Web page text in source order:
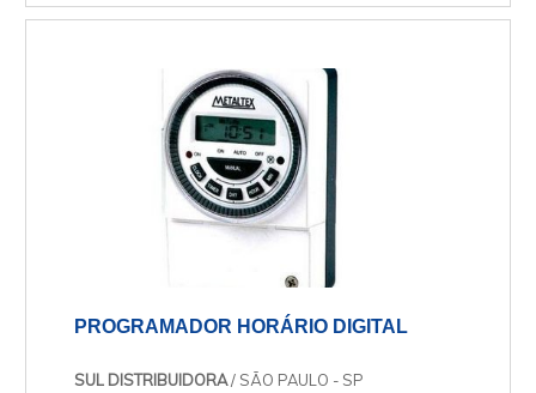
750W),Rapidez e velocidade de ação,Precisão
ruídos e vibrações,Os itens pr....
PROGRAMADOR HORÁRIO DIGITAL
SUL DISTRIBUIDORA/ SÃO PAULO - SP